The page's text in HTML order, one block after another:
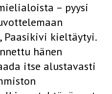
– pyysi
Paasikivi kieltäytyi.
hänen
itse alustavasti